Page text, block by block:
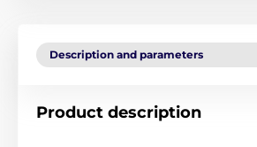
Description and parameters
Product description